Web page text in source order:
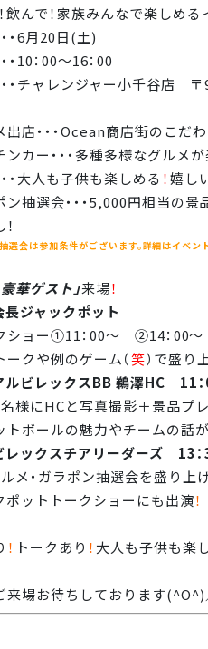
飲んで！家族みんなで楽しめ
・6月20日(土)
・10：00～16：00
・チャレンジャー小千谷店
店・・・Ocean商店街のこだ
カー・・・多種多様なグルメ
・大人も子供も楽しめる ！嬉し
抽選会・・・5,000円相当の景
選会は参加条件がございます。詳細はイベン
豪華ゲスト」来場！
ジャックポット
ショー①11：00～ ②14：00～
ークや例のゲーム（笑）で盛り
ビレックスBB 鵜澤HC 11
様にHCと写真撮影＋景品プ
トボールの魅力やチームの話
ックスチアリーダーズ 13：
ルメ・ガラポン抽選会を盛り上
ポットトークショーにも出演！
！ トークあり ！ 大人も子供も楽
来場お待ちしております(^O^)